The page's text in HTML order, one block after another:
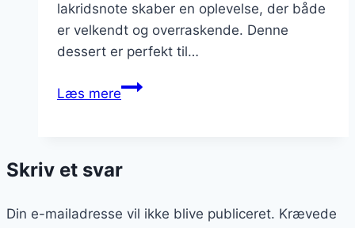
lakridsnote skaber en oplevelse, der både
er velkendt og overraskende. Denne
dessert er perfekt til…
Læs mereLakridscreme
eventyrlystne
Skriv et svar
Din e-mailadresse vil ikke blive publiceret. Krævede